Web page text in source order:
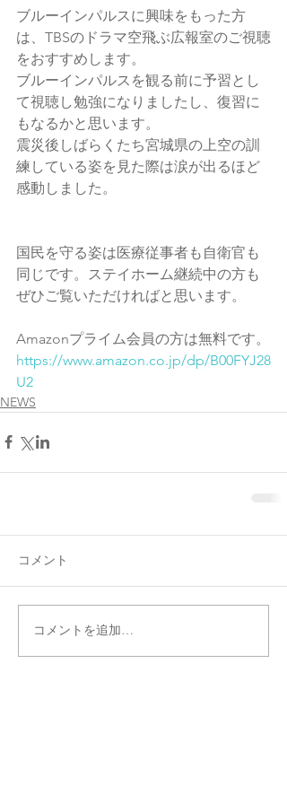
ブルーインパルスに興味をもった方
は、TBSのドラマ空飛ぶ広報室のご視聴
をおすすめします。
ブルーインパルスを観る前に予習とし
て視聴し勉強になりましたし、復習に
もなるかと思います。
震災後しばらくたち宮城県の上空の訓
練している姿を見た際は涙が出るほど
感動しました。
国民を守る姿は医療従事者も自衛官も
同じです。ステイホーム継続中の方も
ぜひご覧いただければと思います。
Amazonプライム会員の方は無料です。
https://www.amazon.co.jp/dp/B00FYJ28
U2
NEWS
コメント
コメントを追加…